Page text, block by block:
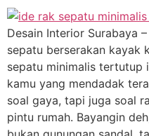
Desain Interior Surabaya
sepatu berserakan kayak
sepatu minimalis tertutup
kamu yang mendadak
soal gaya, tapi juga soal
pintu rumah. Bayangin